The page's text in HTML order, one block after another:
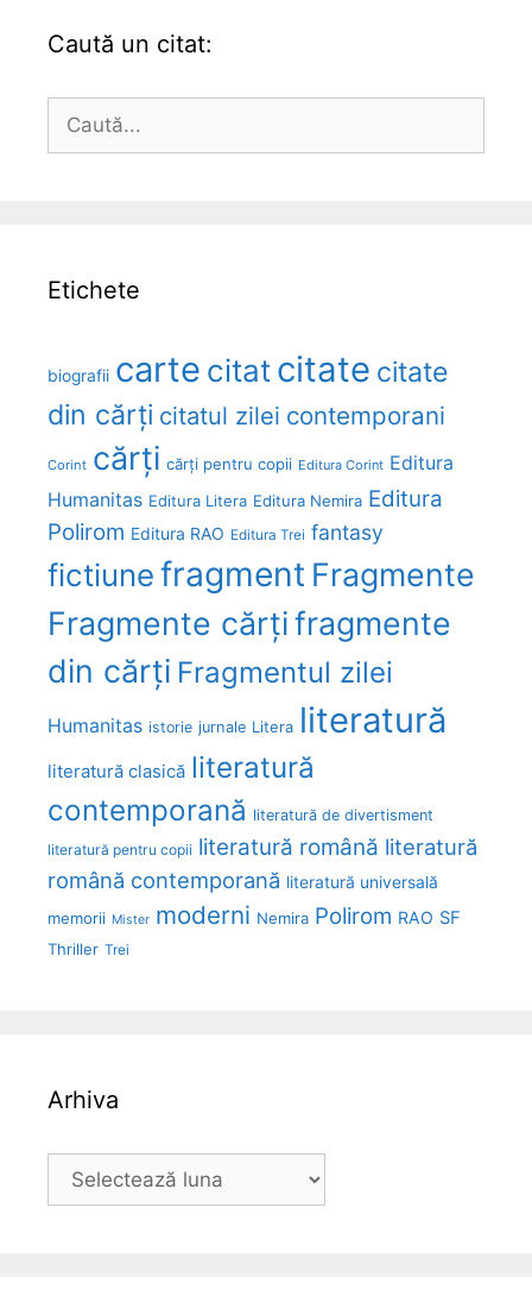
Caută un citat:
după:
Etichete
biografii carte citatcitate citate
din cărți citatul zilei contemporani
Corint cărți cărți pentru copii Editura Corint Editura
Humanitas Editura Litera Editura Nemira Editura
Polirom Editura RAO Editura Trei fantasy
fictiunefragment Fragmente
Fragmente cărțifragmente
din cărți Fragmentul zilei
Humanitas istorie jurnale Litera literatură
literatură clasică literatură
contemporană literatură de divertisment
literatură pentru copii literatură română literatură
română contemporană literatură universală
memorii Mister moderni Nemira Polirom RAO SF
Thriller Trei
Arhiva
Arhiva